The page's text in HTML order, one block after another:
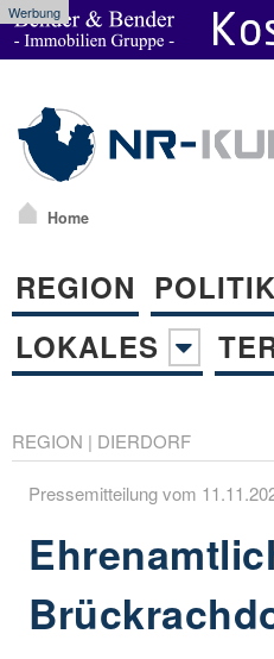
Werbung
Home
REGION POLITIK
LOKALES
REGION | DIERDORF
Pressemitteilung vom